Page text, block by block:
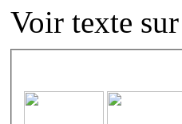
Voir texte